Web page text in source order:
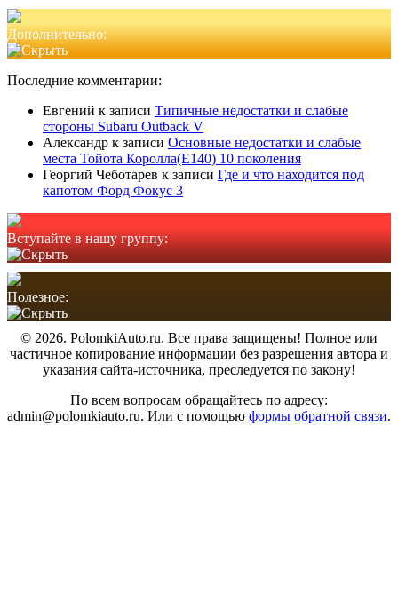
Дополнительно:
Последние комментарии:
Евгений к записи Типичные недостатки и слабые
стороны Subaru Outback V
Александр к записи Основные недостатки и слабые
места Тойота Королла(Е140) 10 поколения
Георгий Чеботарев к записи Где и что находится под
капотом Форд Фокус 3
Вступайте в нашу группу:
Полезное:
© 2026. PolomkiAuto.ru. Все права защищены! Полное или
частичное копирование информации без разрешения автора и
указания сайта-источника, преследуется по закону!
По всем вопросам обращайтесь по адресу:
admin@polomkiauto.ru. Или с помощью формы обратной связи.